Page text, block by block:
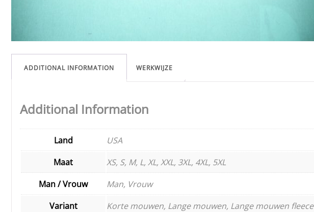
ADDITIONAL INFORMATION WERKWIJZE
Additional Information
Land
USA
Maat
XS, S, M, L, XL, XXL, 3XL, 4XL, 5XL
Man / Vrouw
Man, Vrouw
Variant
Korte mouwen, Lange mouwen, Lange mouwen fleece